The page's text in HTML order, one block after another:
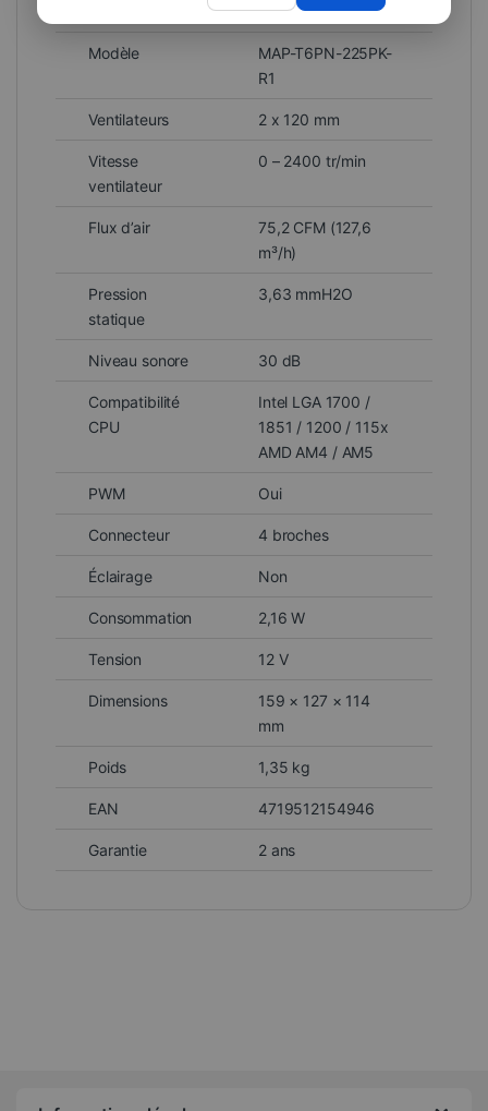
Cooler Master
Modèle
MAP-T6PN-225PK-
R1
Ventilateurs 2 x 120 mm
Vitesse
ventilateur
0 – 2400 tr/min
Flux d’air
75,2 CFM (127,6
m³/h)
Pression
statique
3,63 mmH2O
Niveau sonore 30 dB
Compatibilité
CPU
Intel LGA 1700 /
1851 / 1200 / 115x
AMD AM4 / AM5
PWM Oui
Connecteur 4 broches
Éclairage Non
Consommation 2,16 W
Tension 12 V
Dimensions
159 × 127 × 114
mm
Poids 1,35 kg
EAN 4719512154946
Garantie 2 ans